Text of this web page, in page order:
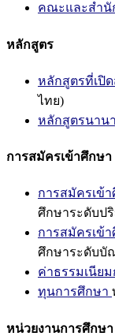
คณะและสำนั
หลักสูตร
หลักสูตรที่เปิ
ไทย)
หลักสูตรนาน
การสมัครเข้าศึกษา
การสมัครเข้
ศึกษาระดับ
การสมัครเข้
ศึกษาระดับบั
ค่าธรรมเนีย
ทุนการศึกษา
หน่วยงานการศึกษา